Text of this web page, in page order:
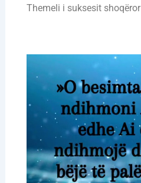
Themeli i suksesit shoqëror